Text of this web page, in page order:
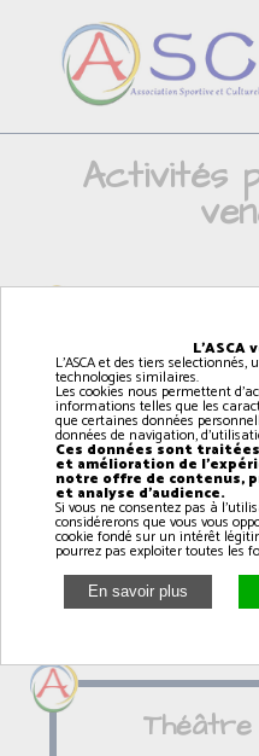
Activités
Théâtre
L'ASCA
L'ASCA et des tiers selectionnés,
technologies similaires.
Les cookies nous permettent
informations telles que les
que certaines données
données de navigation,
Ces données sont
et amélioration de
notre offre de contenus,
et analyse d'audience.
Si vous ne consentez pas à
considérerons que vous vous
cookie fondé sur un intérêt
pourrez pas exploiter toutes les